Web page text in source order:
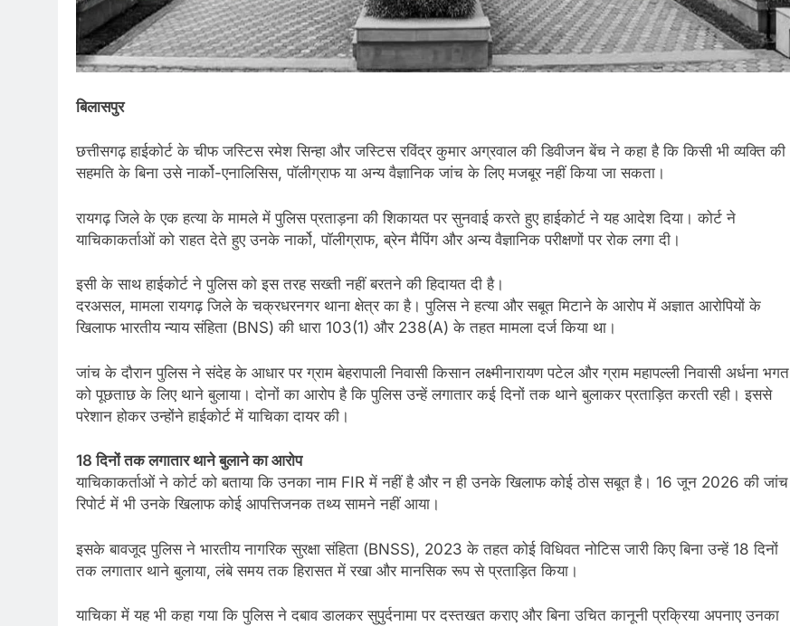
बिलासपुर
छत्तीसगढ़ हाईकोर्ट के चीफ जस्टिस रमेश सिन्हा और जस्टिस रविंद्र कुमार अग्रवाल की डिवीजन बेंच ने कहा है कि किसी भी व्यक्ति की
सहमति के बिना उसे नार्को-एनालिसिस, पॉलीग्राफ या अन्य वैज्ञानिक जांच के लिए मजबूर नहीं किया जा सकता।
रायगढ़ जिले के एक हत्या के मामले में पुलिस प्रताड़ना की शिकायत पर सुनवाई करते हुए हाईकोर्ट ने यह आदेश दिया। कोर्ट ने
याचिकाकर्ताओं को राहत देते हुए उनके नार्को, पॉलीग्राफ, ब्रेन मैपिंग और अन्य वैज्ञानिक परीक्षणों पर रोक लगा दी।
इसी के साथ हाईकोर्ट ने पुलिस को इस तरह सख्ती नहीं बरतने की हिदायत दी है।
दरअसल, मामला रायगढ़ जिले के चक्रधरनगर थाना क्षेत्र का है। पुलिस ने हत्या और सबूत मिटाने के आरोप में अज्ञात आरोपियों के
खिलाफ भारतीय न्याय संहिता (BNS) की धारा 103(1) और 238(A) के तहत मामला दर्ज किया था।
जांच के दौरान पुलिस ने संदेह के आधार पर ग्राम बेहरापाली निवासी किसान लक्ष्मीनारायण पटेल और ग्राम महापल्ली निवासी अर्धना भगत
को पूछताछ के लिए थाने बुलाया। दोनों का आरोप है कि पुलिस उन्हें लगातार कई दिनों तक थाने बुलाकर प्रताड़ित करती रही। इससे
परेशान होकर उन्होंने हाईकोर्ट में याचिका दायर की।
18 दिनों तक लगातार थाने बुलाने का आरोप
याचिकाकर्ताओं ने कोर्ट को बताया कि उनका नाम FIR में नहीं है और न ही उनके खिलाफ कोई ठोस सबूत है। 16 जून 2026 की जांच
रिपोर्ट में भी उनके खिलाफ कोई आपत्तिजनक तथ्य सामने नहीं आया।
इसके बावजूद पुलिस ने भारतीय नागरिक सुरक्षा संहिता (BNSS), 2023 के तहत कोई विधिवत नोटिस जारी किए बिना उन्हें 18 दिनों
तक लगातार थाने बुलाया, लंबे समय तक हिरासत में रखा और मानसिक रूप से प्रताड़ित किया।
याचिका में यह भी कहा गया कि पुलिस ने दबाव डालकर सुपुर्दनामा पर दस्तखत कराए और बिना उचित कानूनी प्रक्रिया अपनाए उनका